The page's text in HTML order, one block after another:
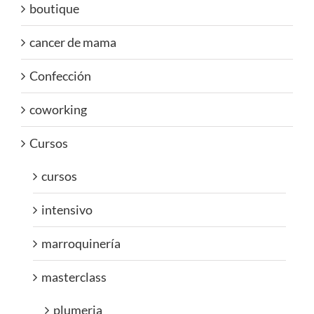
boutique
cancer de mama
Confección
coworking
Cursos
cursos
intensivo
marroquinería
masterclass
plumeria